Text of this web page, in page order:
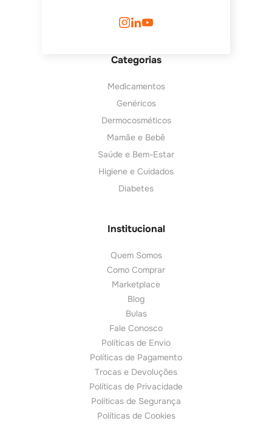
Categorias
Medicamentos
Genéricos
Dermocosméticos
Mamãe e Bebê
Saúde e Bem-Estar
Higiene e Cuidados
Diabetes
Institucional
Quem Somos
Como Comprar
Marketplace
Blog
Bulas
Fale Conosco
Políticas de Envio
Políticas de Pagamento
Trocas e Devoluções
Políticas de Privacidade
Políticas de Segurança
Políticas de Cookies